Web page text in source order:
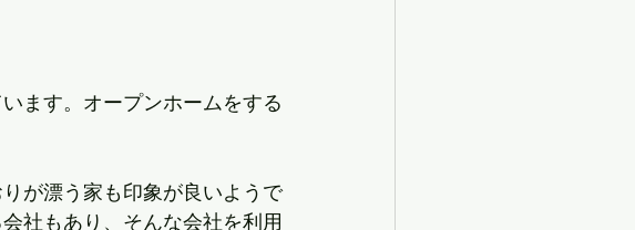
ます。オープンホームをする
が漂う家も印象が良いようで
社もあり、そんな会社を利用